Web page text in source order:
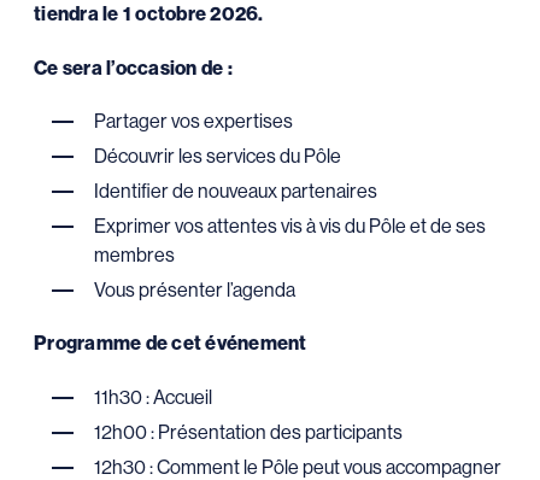
tiendra le 1 octobre 2026.
Ce sera l’occasion de :
Partager vos expertises
Découvrir les services du Pôle
Identifier de nouveaux partenaires
Exprimer vos attentes vis à vis du Pôle et de ses
membres
Vous présenter l’agenda
Programme de cet événement
11h30 : Accueil
12h00 : Présentation des participants
12h30 : Comment le Pôle peut vous accompagner